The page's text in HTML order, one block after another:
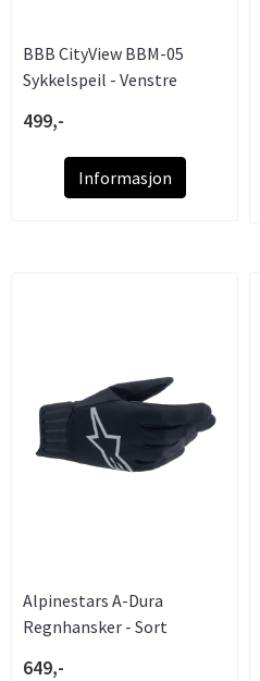
BBB CityView BBM-05
Sykkelspeil - Venstre
499,-
Informasjon
Alpinestars A-Dura
Regnhansker - Sort
649,-